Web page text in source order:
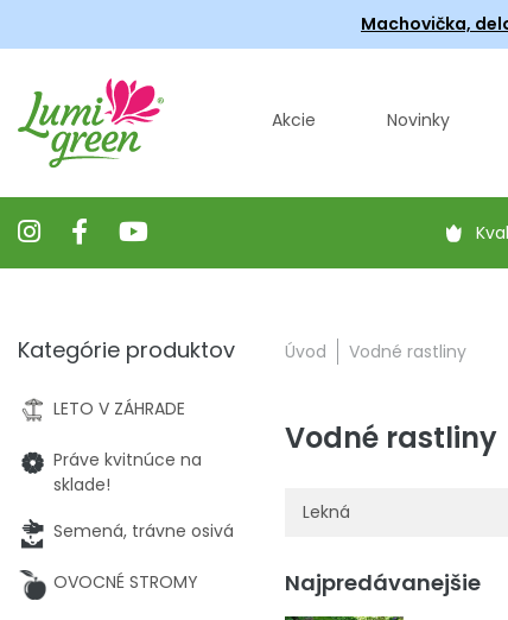
Machovička,
Akcie Novinky
Úvod Vodné rastliny
Vodné rastliny
Lekná
Najpredávanejšie
Kategórie produktov
LETO V ZÁHRADE
Práve kvitnúce na
sklade!
Semená, trávne osivá
OVOCNÉ STROMY